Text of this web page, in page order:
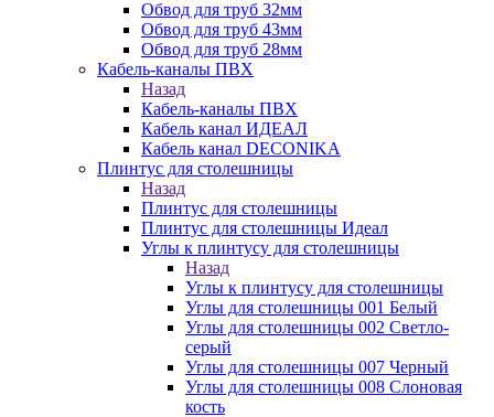
Обвод для труб 32мм
Обвод для труб 43мм
Обвод для труб 28мм
Кабель-каналы ПВХ
Назад
Кабель-каналы ПВХ
Кабель канал ИДЕАЛ
Кабель канал DECONIKA
Плинтус для столешницы
Назад
Плинтус для столешницы
Плинтус для столешницы Идеал
Углы к плинтусу для столешницы
Назад
Углы к плинтусу для столешницы
Углы для столешницы 001 Белый
Углы для столешницы 002 Светло-
серый
Углы для столешницы 007 Черный
Углы для столешницы 008 Слоновая
кость